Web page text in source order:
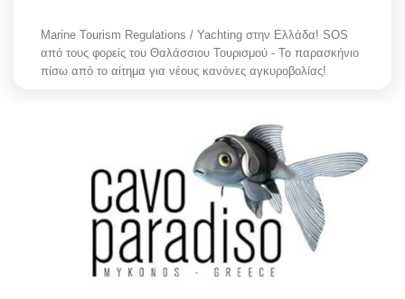
All News
About
English
Marine Tourism Regulations / Yachting στην Ελλάδα! SOS
από τους φορείς του Θαλάσσιου Τουρισμού - Το παρασκήνιο
πίσω από το αίτημα για νέους κανόνες αγκυροβολίας!